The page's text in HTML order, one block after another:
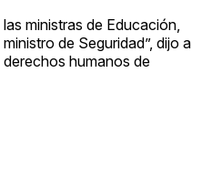
ministras de Educación,
de Seguridad”, dijo a
humanos de